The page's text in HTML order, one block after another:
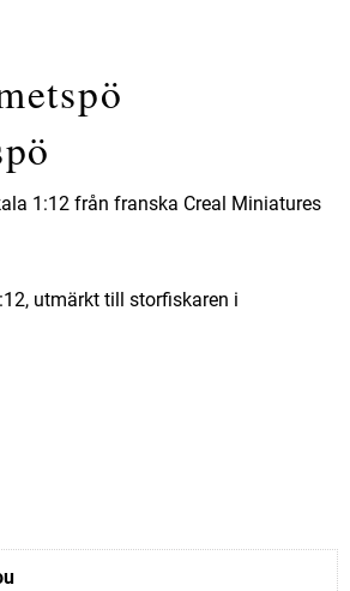
1:12 från franska Creal Miniatures
utmärkt till storfiskaren i